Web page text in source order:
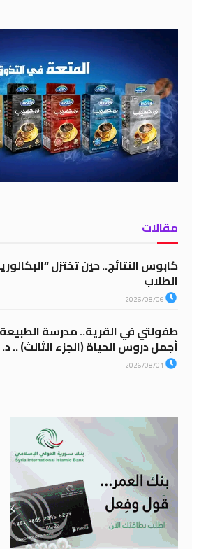
مقالات
الطلاب
طفولتي في القرية.. مدرسة
أجمل دروس الحياة (الجزء الثالث) ..